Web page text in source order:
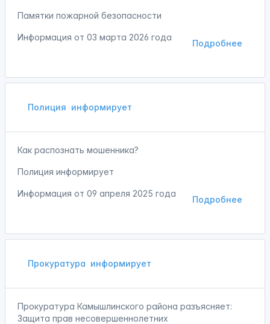
Памятки пожарной безопасности
Подробнее
Информация от 03 марта 2026 года
Полиция информирует
Как распознать мошенника?
Полиция информирует
Подробнее
Информация от 09 апреля 2025 года
Прокуратура информирует
Прокуратура Камышлинского района разъясняет:
Защита прав несовершеннолетних